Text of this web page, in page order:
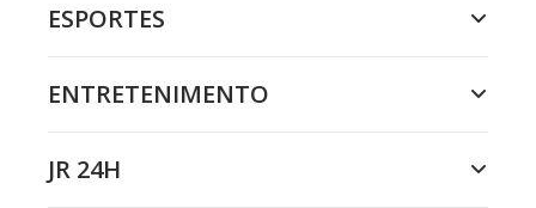
ESPORTES
ENTRETENIMENTO
JR 24H